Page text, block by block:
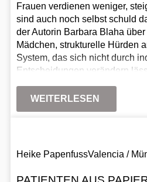
Frauen verdienen weniger,
sind auch noch selbst schuld
der Autorin Barbara Blaha
Mädchen, strukturelle Hürden
System, das sich nicht durch
Entscheidungen verändern
WEITERLESEN
Heike PapenfussValencia /